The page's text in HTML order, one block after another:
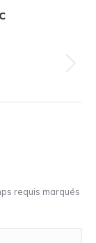
requis marqués